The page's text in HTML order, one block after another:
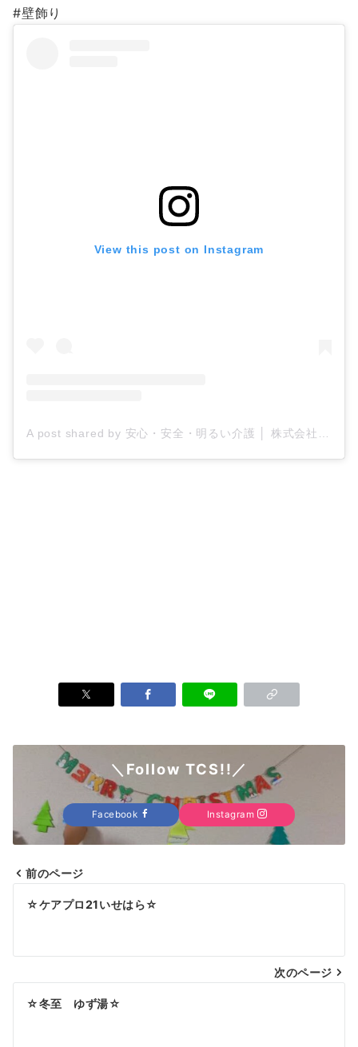
#壁飾り
View this post on Instagram
＼Follow TCS!!／
Facebook Instagram
ビ
ゲ
前のページ
☆ケアプロ21いせはら☆
次のページ
☆冬至 ゆず湯☆